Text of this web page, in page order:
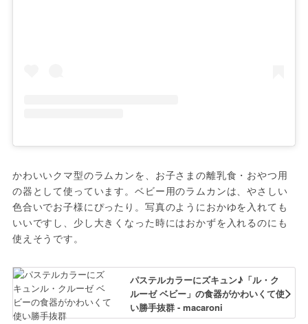
かわいいクマ型のラムカンを、お子さまの離乳食・おやつ用
の器として使っています。ベビー用のラムカンは、やさしい
色合いでお子様にぴったり。写真のようにおかゆを入れても
いいですし、少し大きくなった時にはおかずを入れるのにも
使えそうです。
パステルカラーにズキュン♪「ル・ク
ルーゼ ベビー」の食器がかわいくて使
い勝手抜群 - macaroni